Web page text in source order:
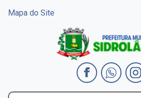
Mapa do Site